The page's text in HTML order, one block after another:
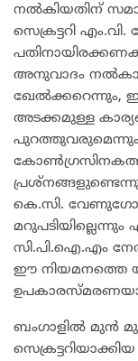
നൽകിയതിന്
സെക്രട്ടറി
അനുവാദം
ഖേൽക്കറെന്നും, ഈ
അടക്കമുള്ള
പുറത്തുവരുമെന്നും
കെ.സി.
മറുപടിയില്ലെന്നും
സി.പി.ഐ.എം
ഈ നിയമനത്തെ
​ബംഗാളിൽ മുൻ